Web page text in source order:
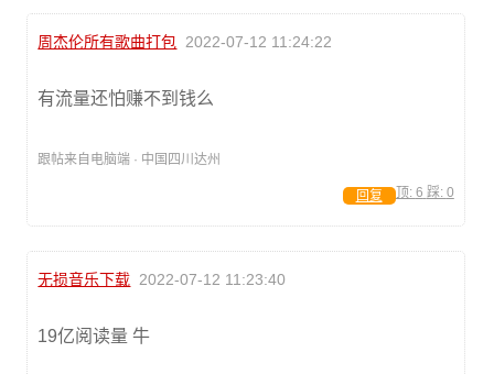
周杰伦所有歌曲打包 2022-07-12 11:24:22
有流量还怕赚不到钱么
跟帖来自电脑端 · 中国四川达州
顶: 6 踩: 0
回复
无损音乐下载 2022-07-12 11:23:40
19亿阅读量 牛